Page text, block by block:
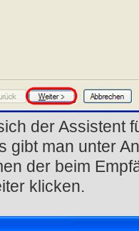
der Assistent
gibt man unter
der beim
klicken.